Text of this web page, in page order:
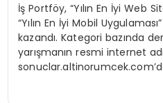
İş Portföy, “Yılın En İyi Web
“Yılın En İyi Mobil
kazandı. Kategori bazında
yarışmanın resmi internet